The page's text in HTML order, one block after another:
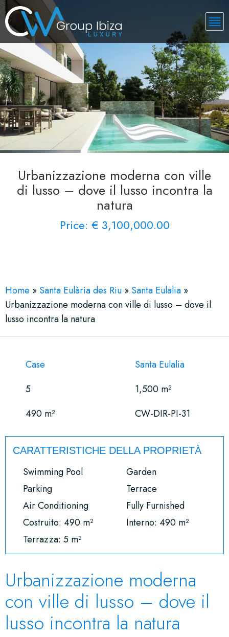
Urbanizzazione moderna con ville
di lusso – dove il lusso incontra la
natura
Price: € 3,100,000.00
Home » Santa Eulària des Riu » Santa Eulalia »
Urbanizzazione moderna con ville di lusso – dove il
lusso incontra la natura
Case
Santa Eulalia
5
1,500 m²
490 m²
CW-DIR-PI-31
CARATTERISTICHE DELLA PROPRIETÀ
Swimming Pool
Garden
Parking
Terrace
Air Conditioning
Fully Furnished
Costruito: 490 m²
Interno: 490 m²
Terrazza: 5 m²
Urbanizzazione moderna
con ville di lusso – dove il
lusso incontra la natura